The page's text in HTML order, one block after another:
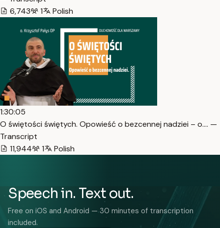
6,743
1 Polish
1:30:05
O świętości świętych. Opowieść o bezcennej nadziei – o.… —
Transcript
11,944
1 Polish
Speech in. Text out.
Free on iOS and Android — 30 minutes of transcription
included.